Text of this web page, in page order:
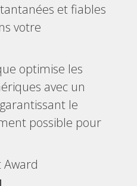
et fiables
votre
optimise les
avec un
le
possible pour
Award